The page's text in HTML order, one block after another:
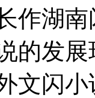
作湖
的发
文闪